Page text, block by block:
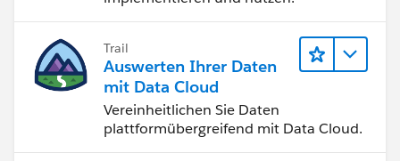
Trail
Auswerten Ihrer Daten
mit Data Cloud
Vereinheitlichen Sie Daten
plattformübergreifend mit Data Cloud.